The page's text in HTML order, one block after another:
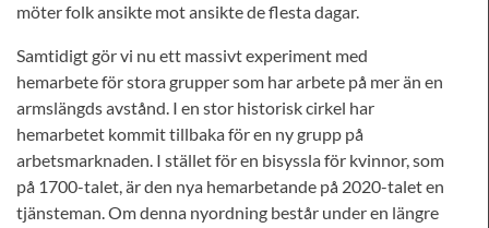
möter folk ansikte mot ansikte de flesta dagar.
Samtidigt gör vi nu ett massivt experiment med
hemarbete för stora grupper som har arbete på mer än en
armslängds avstånd. I en stor historisk cirkel har
hemarbetet kommit tillbaka för en ny grupp på
arbetsmarknaden. I stället för en bisyssla för kvinnor, som
på 1700-talet, är den nya hemarbetande på 2020-talet en
tjänsteman. Om denna nyordning består under en längre